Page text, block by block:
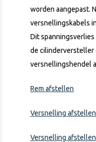
worden aangepast.
versnellingskabels
Dit
de cilinderversteller
versnellingshendel
Rem afstellen
Versnelling
Versnelling